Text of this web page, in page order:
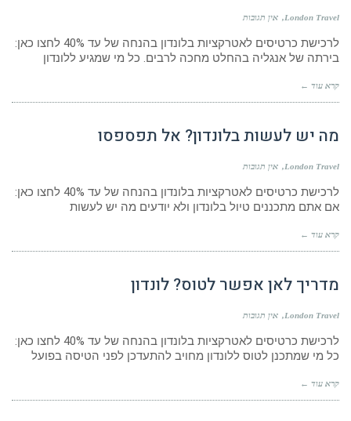
London Travel אין תגובות
לרכישת כרטיסים לאטרקציות בלונדון בהנחה של עד 40% לחצו כאן:
בירתה של אנגליה בהחלט מחכה לרבים. כל מי שמגיע ללונדון
קרא עוד ←
מה יש לעשות בלונדון? אל תפספסו
London Travel אין תגובות
לרכישת כרטיסים לאטרקציות בלונדון בהנחה של עד 40% לחצו כאן:
אם אתם מתכננים טיול בלונדון ולא יודעים מה יש לעשות
קרא עוד ←
מדריך לאן אפשר לטוס? לונדון
London Travel אין תגובות
לרכישת כרטיסים לאטרקציות בלונדון בהנחה של עד 40% לחצו כאן:
כל מי שמתכנן לטוס ללונדון מחויב להתעדכן לפני הטיסה בפועל
קרא עוד ←